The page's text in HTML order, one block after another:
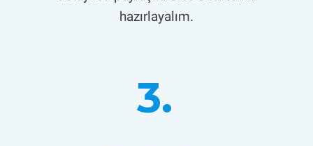
hazırlayalım.
3.